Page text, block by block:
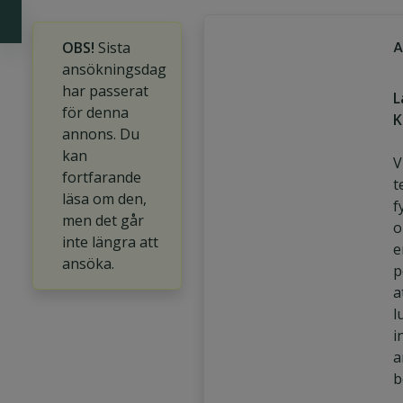
OBS! Sista
ansökningsdag
har passerat
för denna
annons. Du
kan
fortfarande
läsa om den,
men det går
inte längra att
ansöka.